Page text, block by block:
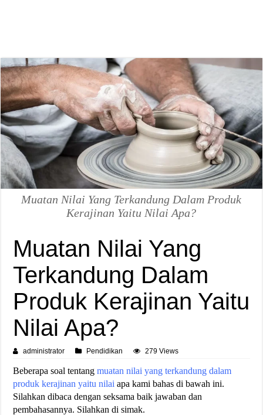
Muatan Nilai Yang Terkandung Dalam Produk
Kerajinan Yaitu Nilai Apa?
Muatan Nilai Yang
Terkandung Dalam
Produk Kerajinan Yaitu
Nilai Apa?
administrator Pendidikan 279 Views
Beberapa soal tentangmuatan nilai yang terkandung dalam
produk kerajinan yaitu nilai apa kami bahas di bawah ini.
Silahkan dibaca dengan seksama baik jawaban dan
pembahasannya. Silahkan di simak.